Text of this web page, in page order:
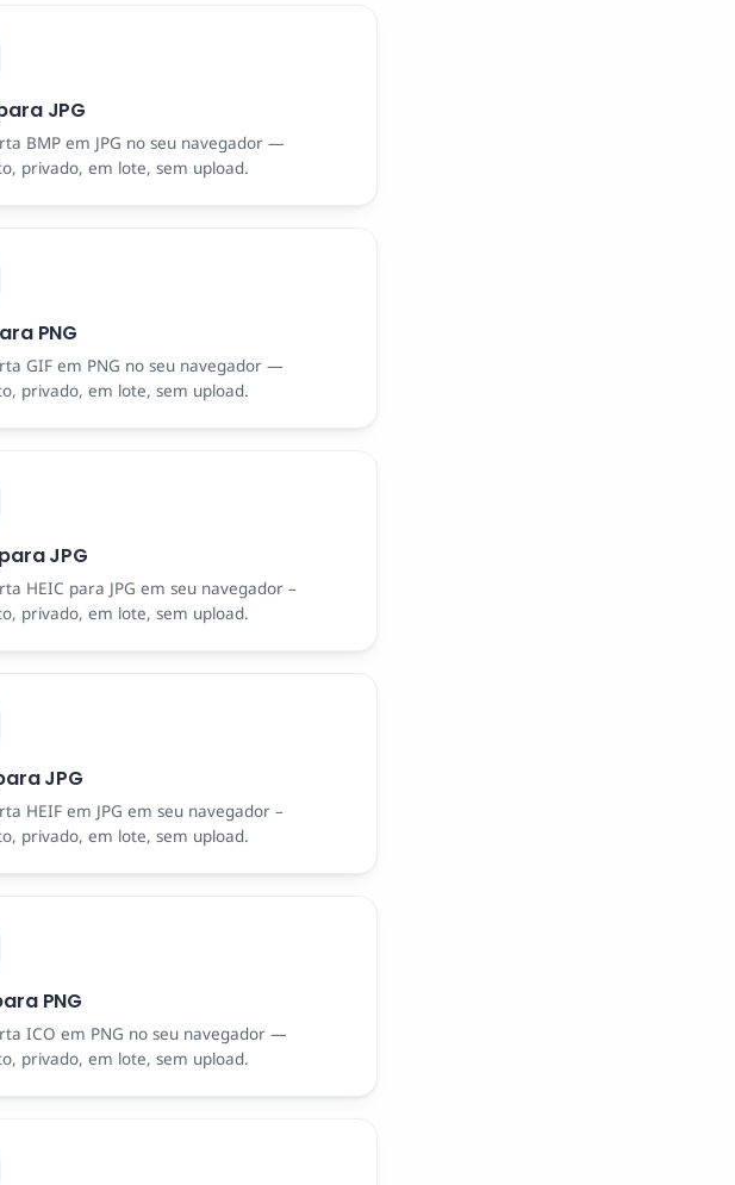
JPG
BMP em JPG no seu navegador —
privado, em lote, sem upload.
PNG
GIF em PNG no seu navegador —
privado, em lote, sem upload.
JPG
HEIC para JPG em seu navegador –
privado, em lote, sem upload.
JPG
HEIF em JPG em seu navegador –
privado, em lote, sem upload.
PNG
ICO em PNG no seu navegador —
privado, em lote, sem upload.